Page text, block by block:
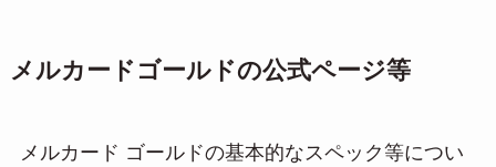
メルカードゴールドの公式ページ等
メルカード ゴールドの基本的なスペック等につい